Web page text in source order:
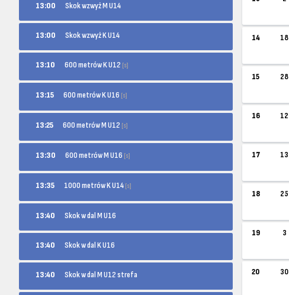
13:00 Skok wzwyż M U14
13:00 Skok wzwyż K U14
13:10 600 metrów K U12 [s]
13:15 600 metrów K U16 [s]
13:25 600 metrów M U12 [s]
13:30 600 metrów M U16 [s]
13:35 1000 metrów K U14 [s]
13:40 Skok w dal M U16
13:40 Skok w dal K U16
13:40 Skok w dal M U12 strefa
14 18
15 28
16 12
17 13
18 25
19 3
20 30